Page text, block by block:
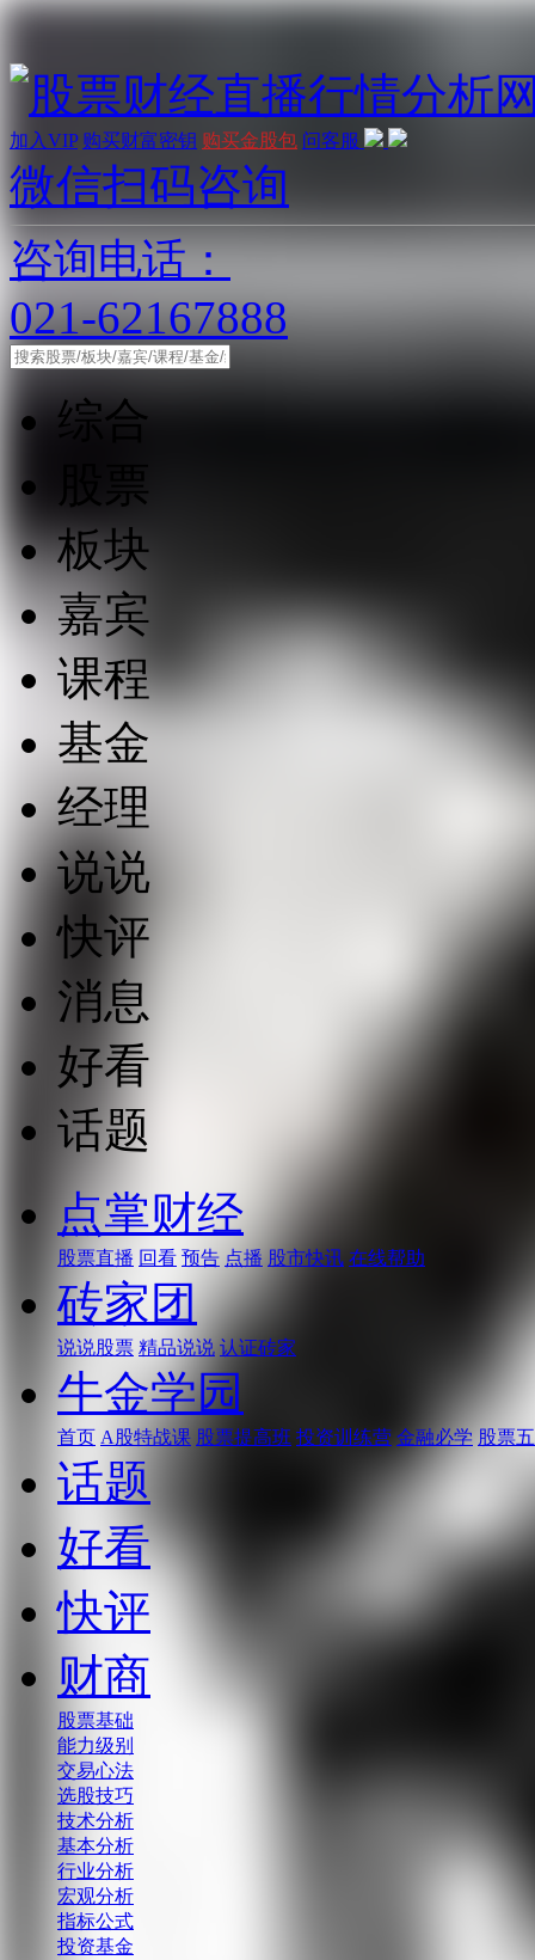
加入VIP 购买财富密钥 购买金股包 问客服
微信扫码咨询
咨询电话：
021-62167888
综合
股票
板块
嘉宾
课程
基金
经理
说说
快评
消息
好看
话题
点掌财经
股票直播 回看 预告 点播 股市快讯 在线帮助
砖家团
说说股票 精品说说 认证砖家
牛金学园
首页 A股特战课 股票提高班 投资训练营 金融必学 股票
话题
好看
快评
财商
股票基础
能力级别
交易心法
选股技巧
技术分析
基本分析
行业分析
宏观分析
指标公式
投资基金